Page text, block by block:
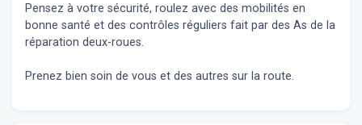
Pensez à votre sécurité, roulez avec des mobilités en
bonne santé et des contrôles réguliers fait par des As de la
réparation deux-roues.
Prenez bien soin de vous et des autres sur la route.